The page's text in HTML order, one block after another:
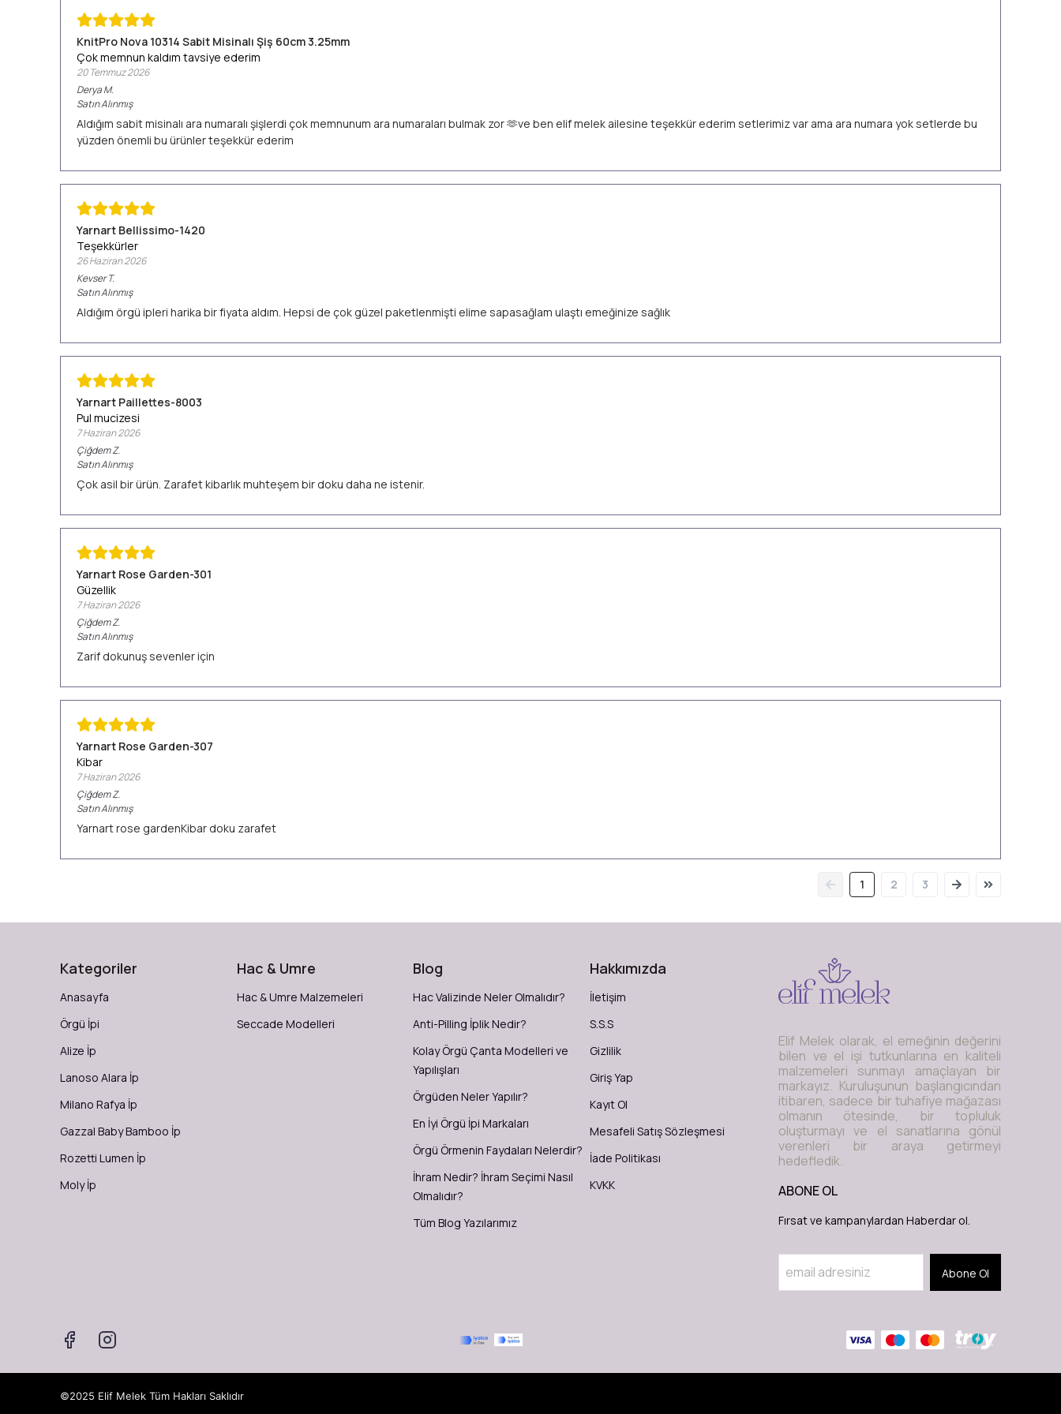
KnitPro Nova 10314 Sabit Misinalı Şiş 60cm 3.25mm
Çok memnun kaldım tavsiye ederim
20 Temmuz 2026
DeryaM.
Satın Alınmış
Aldığım sabit misinalı ara numaralı şişlerdi çok memnunum ara numaraları bulmak zor 🫶ve ben elif melek ailesine teşekkür ederim setlerimiz var ama ara numara yok setlerde bu
yüzden önemli bu ürünler teşekkür ederim
Yarnart Bellissimo-1420
Teşekkürler
26 Haziran 2026
Kevser T.
Satın Alınmış
Aldığım örgü ipleri harika bir fiyata aldım. Hepsi de çok güzel paketlenmişti elime sapasağlam ulaştı emeğinize sağlık
Yarnart Paillettes-8003
Pul mucizesi
7 Haziran 2026
ÇiğdemZ.
Satın Alınmış
Çok asil bir ürün. Zarafet kibarlık muhteşem bir doku daha ne istenir.
Yarnart Rose Garden-301
Güzellik
7 Haziran 2026
ÇiğdemZ.
Satın Alınmış
Zarif dokunuş sevenler için
Yarnart Rose Garden-307
Kibar
7 Haziran 2026
ÇiğdemZ.
Satın Alınmış
Yarnart rose gardenKibar doku zarafet
1 2 3
Kategoriler
Anasayfa
Örgü İpi
Alize İp
Lanoso Alara İp
Milano Rafya İp
Gazzal Baby Bamboo İp
Rozetti Lumen İp
Moly İp
Hac & Umre
Hac & Umre Malzemeleri
Seccade Modelleri
Blog
Hac Valizinde Neler Olmalıdır?
Anti-Pilling İplik Nedir?
Kolay Örgü Çanta Modelleri ve
Yapılışları
Örgüden Neler Yapılır?
En İyi Örgü İpi Markaları
Örgü Örmenin Faydaları Nelerdir?
İhram Nedir? İhram Seçimi Nasıl
Olmalıdır?
Tüm Blog Yazılarımız
Hakkımızda
İletişim
S.S.S
Gizlilik
Giriş Yap
Kayıt Ol
Mesafeli Satış Sözleşmesi
İade Politikası
KVKK
Elif Melek olarak, el emeğinin değerini
bilen ve el işi tutkunlarına en kaliteli
malzemeleri sunmayı amaçlayan bir
markayız. Kuruluşunun başlangıcından
itibaren, sadece bir tuhafiye mağazası
olmanın ötesinde, bir topluluk
oluşturmayı ve el sanatlarına gönül
verenleri bir araya getirmeyi
hedefledik.
ABONE OL
Fırsat ve kampanylardan Haberdar ol.
Abone Ol
©2025 Elif Melek Tüm Hakları Saklıdır